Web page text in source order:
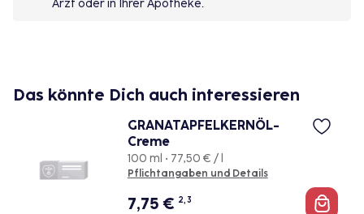
Arzt oder in Ihrer Apotheke.
Das könnte Dich auch interessieren
GRANATAPFELKERNÖL-
Creme
100 ml • 77,50 € / l
Pflichtangaben und Details
7,75€ 2, 3